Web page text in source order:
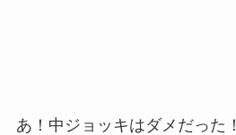
あ！中ジョッキはダメだった！